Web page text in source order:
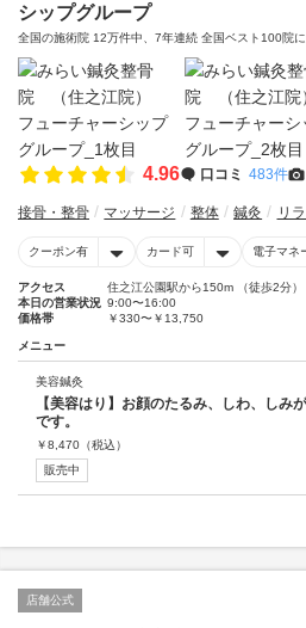
シップグループ
全国の施術院 12万件中、7年連続 全国ベスト100院
4.96 口コミ 483件
接骨・整骨 マッサージ 整体 鍼灸 リ
クーポン有 カード可 電子マネ
アクセス
住之江公園駅から150m （徒歩2分）
本日の営業状況 9:00〜16:00
価格帯
￥330〜￥13,750
メニュー
美容鍼灸
【美容はり】お顔のたるみ、しわ、しみ
です。
￥8,470 （税込）
販売中
店舗公式